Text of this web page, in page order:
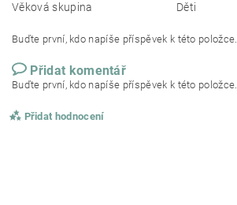
Věková skupina
Děti
Buďte první, kdo napíše příspěvek k této položce.
Přidat komentář
Buďte první, kdo napíše příspěvek k této položce.
Přidat hodnocení